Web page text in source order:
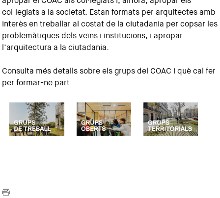
col·legiats a la societat. Estan formats per arquitectes amb
interès en treballar al costat de la ciutadania per copsar les
problemàtiques dels veïns i institucions, i apropar
l’arquitectura a la ciutadania.
Consulta més detalls sobre els grups del COAC i què cal fer
per formar-ne part.